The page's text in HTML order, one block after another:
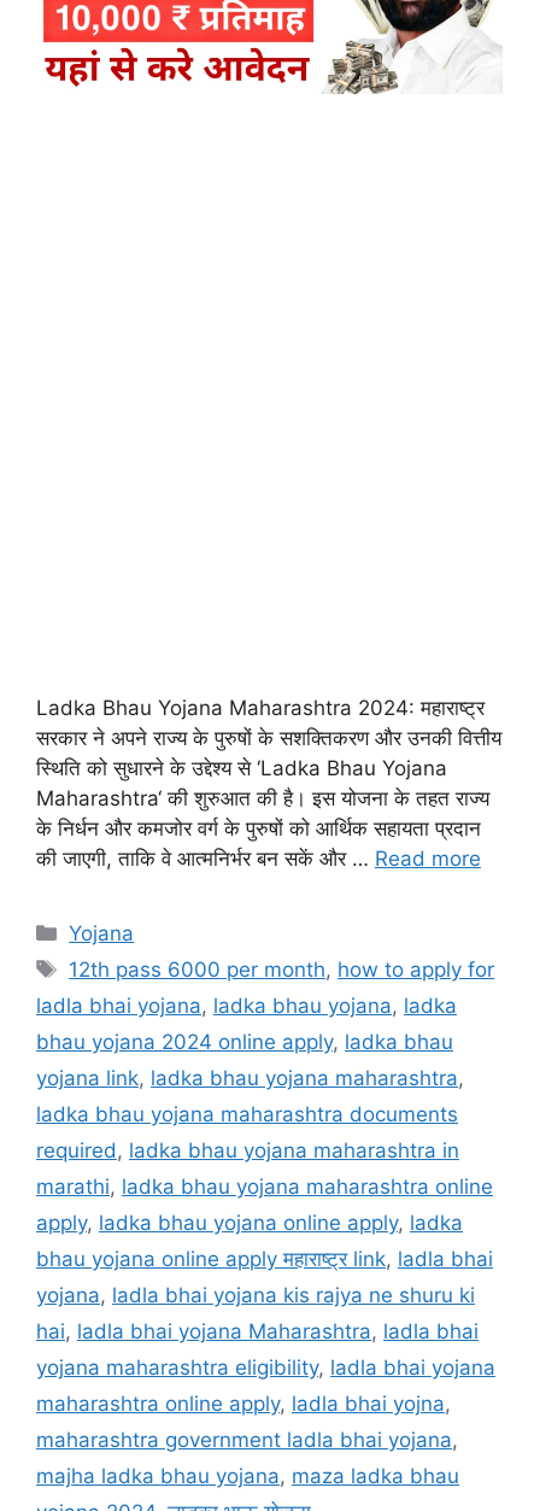
Ladka Bhau Yojana Maharashtra 2024: महाराष्ट्र
सरकार ने अपने राज्य के पुरुषों के सशक्तिकरण और उनकी वित्तीय
स्थिति को सुधारने के उद्देश्य से ‘Ladka Bhau Yojana
Maharashtra‘ की शुरुआत की है। इस योजना के तहत राज्य
के निर्धन और कमजोर वर्ग के पुरुषों को आर्थिक सहायता प्रदान
की जाएगी, ताकि वे आत्मनिर्भर बन सकें और … Read more
Yojana
12th pass 6000 per month, how to apply for
ladla bhai yojana, ladka bhau yojana, ladka
bhau yojana 2024 online apply, ladka bhau
yojana link, ladka bhau yojana maharashtra,
ladka bhau yojana maharashtra documents
required , ladka bhau yojana maharashtra in
marathi, ladka bhau yojana maharashtra online
apply, ladka bhau yojana online apply, ladka
bhau yojana online apply महाराष्ट्र link, ladla bhai
yojana, ladla bhai yojana kis rajya ne shuru ki
hai, ladla bhai yojana Maharashtra, ladla bhai
yojana maharashtra eligibility, ladla bhai yojana
maharashtra online apply, ladla bhai yojna,
maharashtra government ladla bhai yojana,
majha ladka bhau yojana, maza ladka bhau